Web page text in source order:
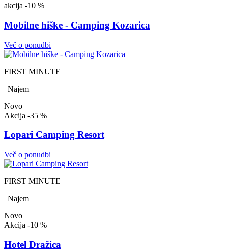
akcija -10 %
Mobilne hiške - Camping Kozarica
Več o ponudbi
FIRST MINUTE
| Najem
Novo
Akcija -35 %
Lopari Camping Resort
Več o ponudbi
FIRST MINUTE
| Najem
Novo
Akcija -10 %
Hotel Dražica